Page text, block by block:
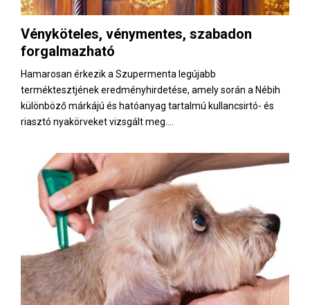
Vényköteles, vénymentes, szabadon
forgalmazható
Hamarosan érkezik a Szupermenta legújabb
terméktesztjének eredményhirdetése, amely során a Nébih
különböző márkájú és hatóanyag tartalmú kullancsirtó- és
riasztó nyakörveket vizsgált meg....